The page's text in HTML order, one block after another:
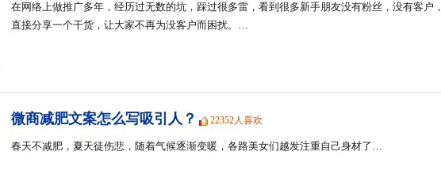
在网络上做推广多年，经历过无数的坑，踩过很多雷，看到很多新手朋友没有粉丝，没有客户，
直接分享一个干货，让大家不再为没客户而困扰。…
微商减肥文案怎么写吸引人？ 22352人喜欢
春天不减肥，夏天徒伤悲，随着气候逐渐变暖，各路美女们越发注重自己身材了…